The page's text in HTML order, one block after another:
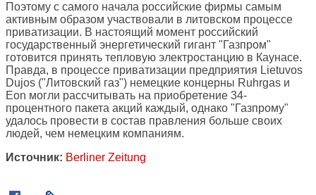
Поэтому с самого начала российские фирмы самым
активным образом участвовали в литовском процессе
приватизации. В настоящий момент российский
государственный энергетический гигант "Газпром"
готовится принять тепловую электростанцию в Каунасе.
Правда, в процессе приватизации предприятия Lietuvos
Dujos ("Литовский газ") немецкие концерны Ruhrgas и
Eon могли рассчитывать на приобретение 34-
процентного пакета акций каждый, однако "Газпрому"
удалось провести в состав правления больше своих
людей, чем немецким компаниям.
Источник: Berliner Zeitung